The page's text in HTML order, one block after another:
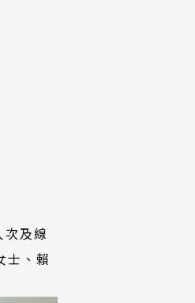
及線
士、賴